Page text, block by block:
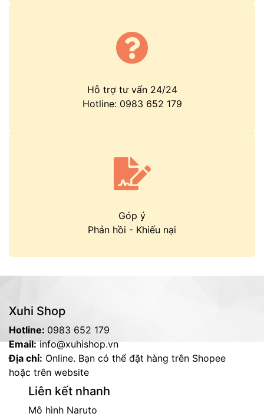
Hỗ trợ tư vấn 24/24
Hotline:0983 652 179
Góp ý
Phản hồi - Khiếu nại
Xuhi Shop
Hotline: 0983 652 179
Email: info@xuhishop.vn
Địa chỉ: Online. Bạn có thể đặt hàng trên Shopee
hoặc trên website
Liên kết nhanh
Mô hình Naruto